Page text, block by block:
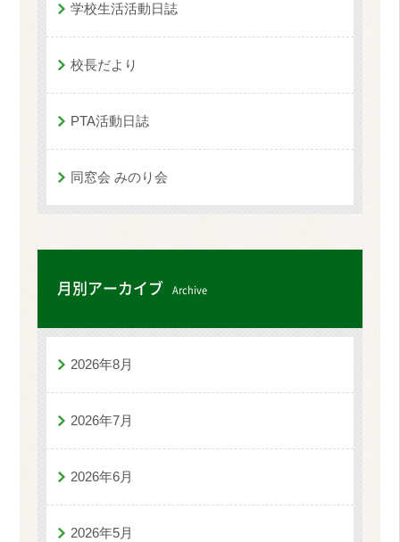
学校生活活動日誌
校長だより
PTA活動日誌
同窓会 みのり会
月別アーカイブ Archive
2026年8月
2026年7月
2026年6月
2026年5月